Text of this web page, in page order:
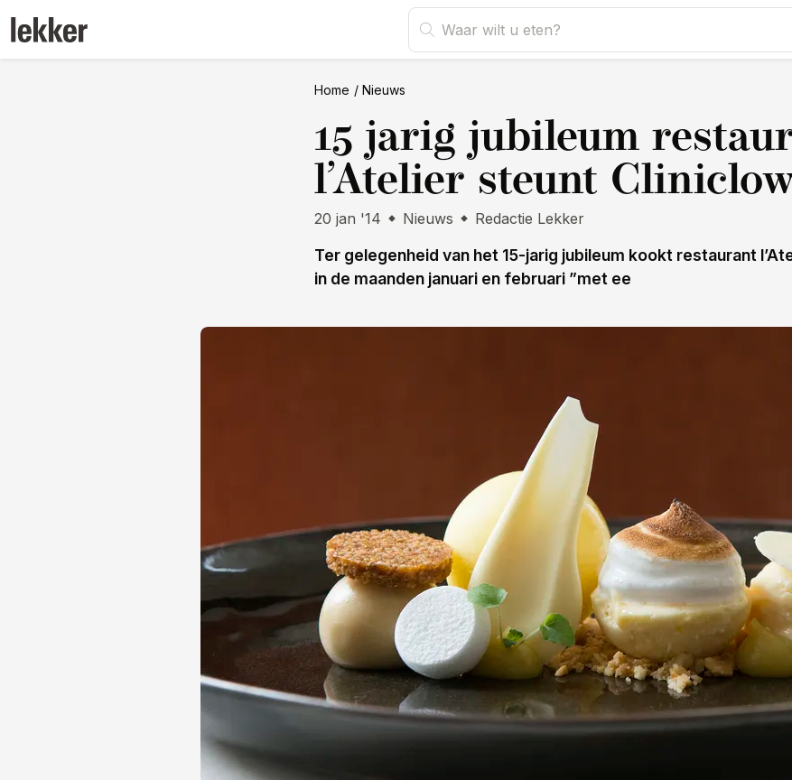
Home Nieuws
15 jarig jubileum
l’Atelier steunt
20 jan '14 Nieuws Redactie Lekker
Ter gelegenheid van het 15-jarig jubileum kookt restaurant
in de maanden januari en februari ”met ee